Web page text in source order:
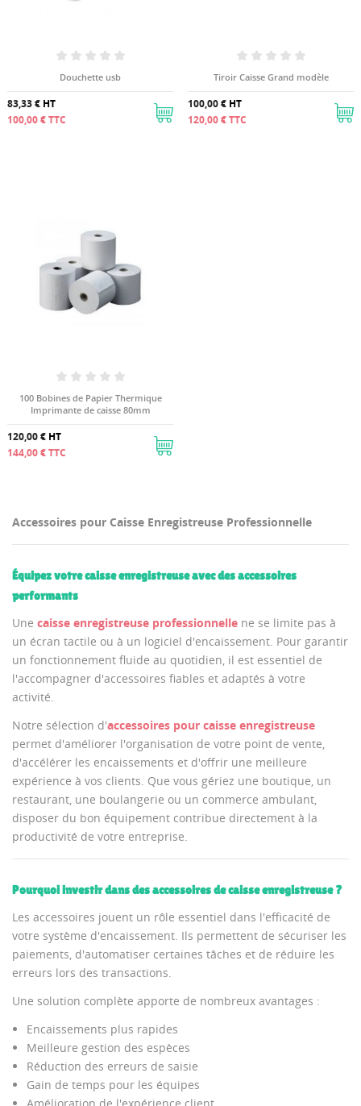
Douchette usb
83,33 € HT
100,00 €TTC
Tiroir Caisse Grand modèle
100,00 € HT
120,00 €TTC
100 Bobines de Papier Thermique
Imprimante de caisse 80mm
120,00 € HT
144,00 €TTC
Accessoires pour Caisse Enregistreuse Professionnelle
Équipez votre caisse enregistreuse avec des accessoires
performants
Une caisse enregistreuse professionnelle ne se limite pas à
un écran tactile ou à un logiciel d'encaissement. Pour garantir
un fonctionnement fluide au quotidien, il est essentiel de
l'accompagner d'accessoires fiables et adaptés à votre
activité.
Notre sélection d'accessoires pour caisse enregistreuse
permet d'améliorer l'organisation de votre point de vente,
d'accélérer les encaissements et d'offrir une meilleure
expérience à vos clients. Que vous gériez une boutique, un
restaurant, une boulangerie ou un commerce ambulant,
disposer du bon équipement contribue directement à la
productivité de votre entreprise.
Pourquoi investir dans des accessoires de caisse enregistreuse ?
Les accessoires jouent un rôle essentiel dans l'efficacité de
votre système d'encaissement. Ils permettent de sécuriser les
paiements, d'automatiser certaines tâches et de réduire les
erreurs lors des transactions.
Une solution complète apporte de nombreux avantages :
Encaissements plus rapides
Meilleure gestion des espèces
Réduction des erreurs de saisie
Gain de temps pour les équipes